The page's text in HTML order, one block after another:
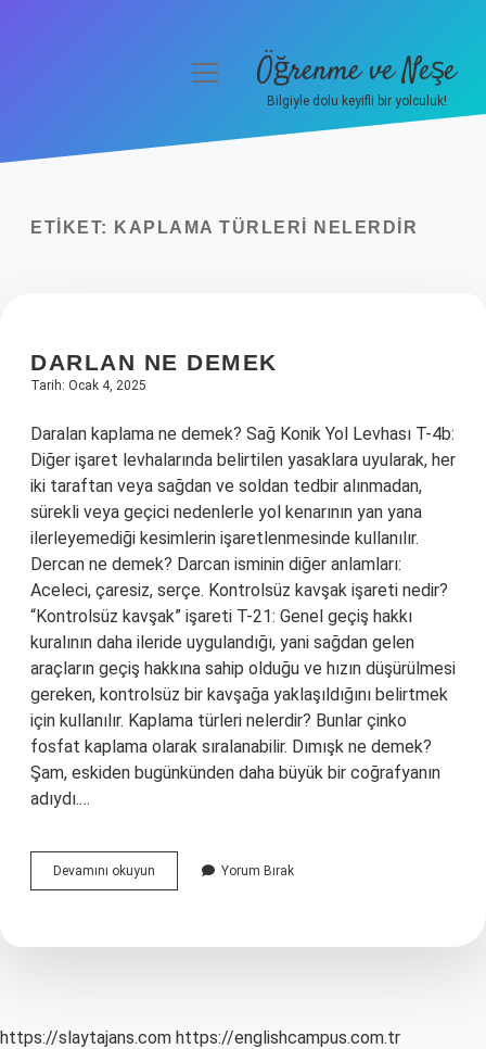
Yasal Uyarı
menüyüÖğrenme ve Neşe
Bilgiyle dolu keyifli bir yolculuk!
ETIKET: KAPLAMA TÜRLERI NELERDIR
DARLAN NE DEMEK
Tarih: Ocak 4, 2025
Daralan kaplama ne demek? Sağ Konik Yol Levhası T-4b:
Diğer işaret levhalarında belirtilen yasaklara uyularak, her
iki taraftan veya sağdan ve soldan tedbir alınmadan,
sürekli veya geçici nedenlerle yol kenarının yan yana
ilerleyemediği kesimlerin işaretlenmesinde kullanılır.
Dercan ne demek? Darcan isminin diğer anlamları:
Aceleci, çaresiz, serçe. Kontrolsüz kavşak işareti nedir?
“Kontrolsüz kavşak” işareti T-21: Genel geçiş hakkı
kuralının daha ileride uygulandığı, yani sağdan gelen
araçların geçiş hakkına sahip olduğu ve hızın düşürülmesi
gereken, kontrolsüz bir kavşağa yaklaşıldığını belirtmek
için kullanılır. Kaplama türleri nelerdir? Bunlar çinko
fosfat kaplama olarak sıralanabilir. Dımışk ne demek?
Şam, eskiden bugünkünden daha büyük bir coğrafyanın
adıydı.…
Devamını okuyun
Ne
Yorum Bırak
https://slaytajans.com https://englishcampus.com.tr